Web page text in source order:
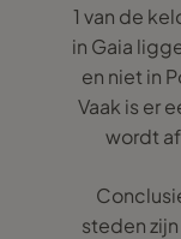
1 van de
in Gaia
en niet in
Vaak is er
wordt
steden